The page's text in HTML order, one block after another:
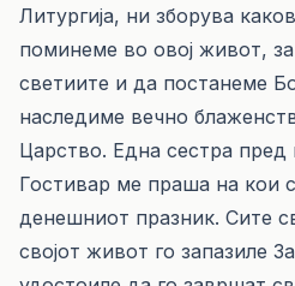
Литургија, ни зборува
поминеме во овој живот,
светиите и да постанеме
наследиме вечно
Царство. Една сестра пред
Гостивар ме праша на кои
денешниот празник. Сите
својот живот го запазиле